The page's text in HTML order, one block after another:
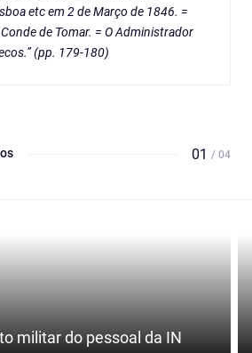
etc em 2 de Março de 1846. =
de Tomar. = O Administrador
(pp. 179-180)
01 / 04
militar do pessoal da IN